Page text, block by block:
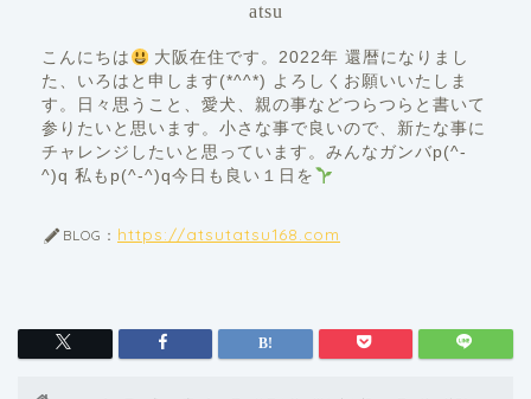
atsu
こんにちは
大阪在住です。2022年 還暦になりまし
た、いろはと申します(*^^*) よろしくお願いいたしま
す。日々思うこと、愛犬、親の事などつらつらと書いて
参りたいと思います。小さな事で良いので、新たな事に
チャレンジしたいと思っています。みんなガンバp(^-
^)q 私もp(^-^)q今日も良い１日を
BLOG： https://atsutatsu168.com